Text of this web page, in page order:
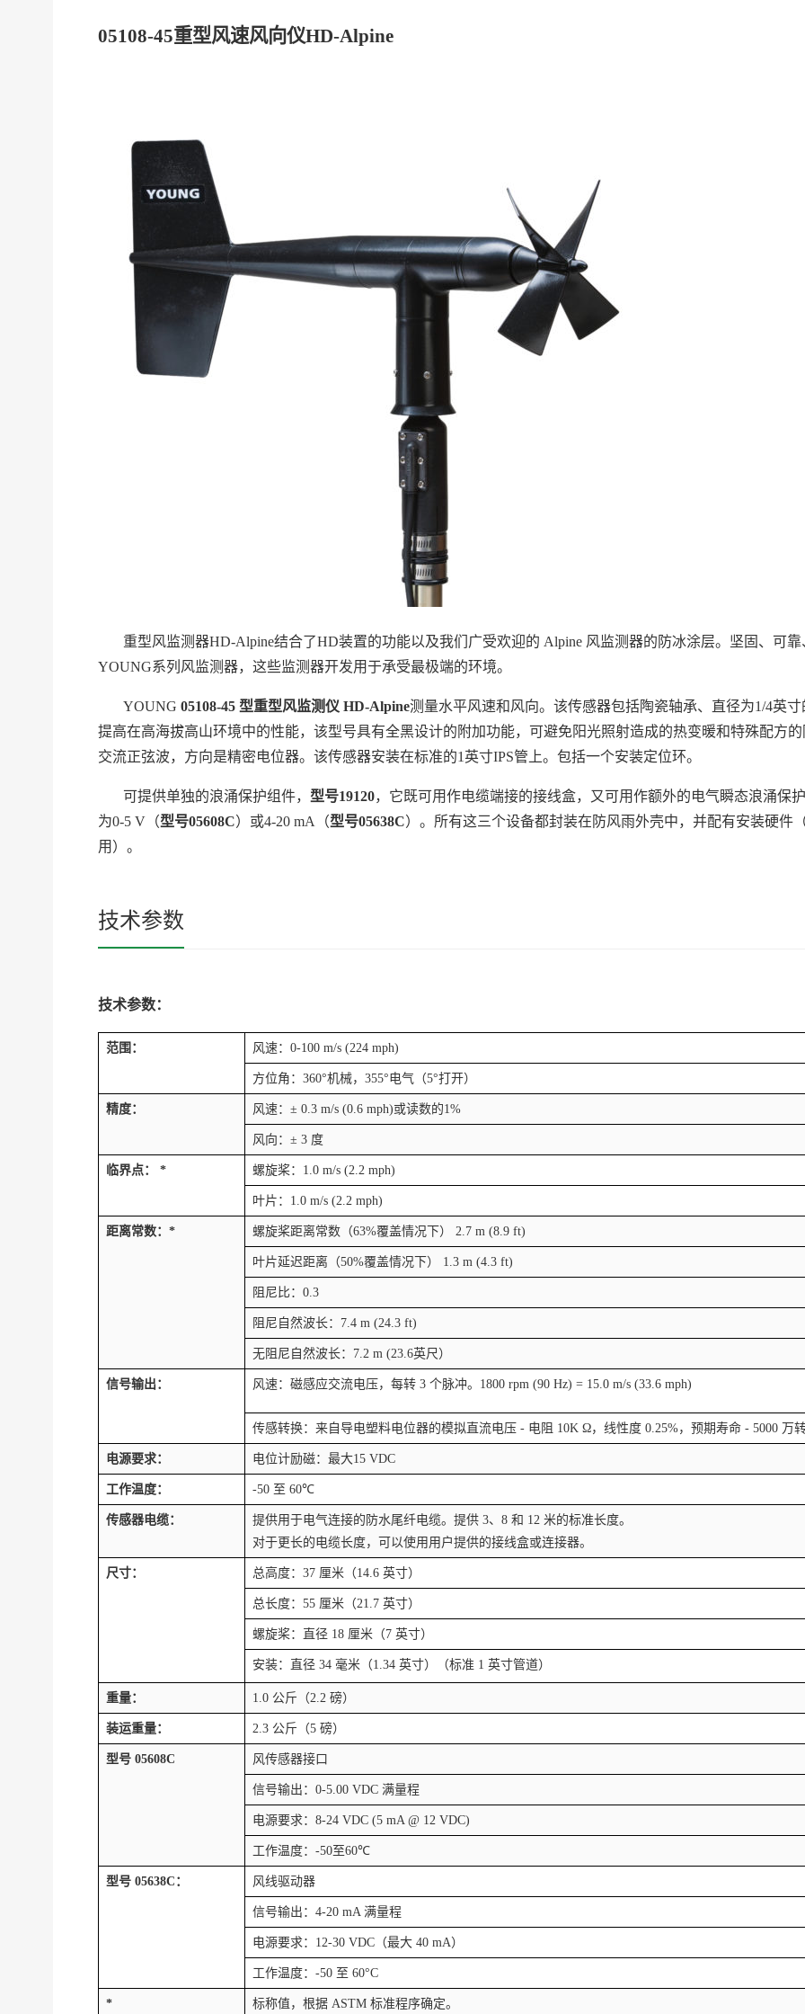
05108-45重型风速风向仪HD-Alpine
重型风监测器HD-Alpine结合了HD装置的功能以及我们广受欢迎的 Alpine 风监测器的防冰涂层。坚固、可靠
YOUNG系列风监测器，这些监测器开发用于承受最极端的环境。
YOUNG 05108-45 型重型风监测仪 HD-Alpine测量水平风速和风向。该传感器包括陶瓷轴承、直径为1/4英寸
提高在高海拔高山环境中的性能，该型号具有全黑设计的附加功能，可避免阳光照射造成的热变暖和特殊配方
交流正弦波，方向是精密电位器。该传感器安装在标准的1 英寸IPS管上。包括一个安装定位环。
可提供单独的浪涌保护组件， 型号19120，它既可用作电缆端接的接线盒，又可用作额外的电气瞬态浪涌保
为0-5 V （型号05608C）或4-20 mA （型号05638C）。所有这三个设备都封装在防风雨外壳中，并配有安装硬件
用）。
技术参数
技术参数：
范围： 风速： 0-100 m/s (224 mph)
方位角： 360°机械， 355°电气（5°打开）
精度： 风速： ± 0.3 m/s (0.6 mph)或读数的1%
风向： ± 3 度
临界点： * 螺旋桨： 1.0 m/s (2.2 mph)
叶片： 1.0 m/s (2.2 mph)
距离常数： * 螺旋桨距离常数（63%覆盖情况下） 2.7 m (8.9 ft)
叶片延迟距离（50%覆盖情况下） 1.3 m (4.3 ft)
阻尼比： 0.3
阻尼自然波长： 7.4 m (24.3 ft)
无阻尼自然波长： 7.2 m (23.6英尺）
信号输出： 风速：磁感应交流电压，每转 3 个脉冲。 1800 rpm (90 Hz) = 15.0 m/s (33.6 mph)
传感转换：来自导电塑料电位器的模拟直流电压 - 电阻 10K Ω，线性度 0.25%，预期寿命 - 5000 万
电源要求： 电位计励磁：最大15 VDC
工作温度： -50 至 60℃
传感器电缆： 提供用于电气连接的防水尾纤电缆。提供 3、 8 和 12 米的标准长度。
对于更长的电缆长度，可以使用用户提供的接线盒或连接器。
尺寸： 总高度： 37 厘米（14.6 英寸）
总长度： 55 厘米（21.7 英寸）
螺旋桨：直径 18 厘米（7 英寸）
安装：直径 34 毫米（1.34 英寸）（标准 1 英寸管道）
重量： 1.0 公斤（2.2 磅）
装运重量： 2.3 公斤（5 磅）
型号 05608C 风传感器接口
信号输出： 0-5.00 VDC 满量程
电源要求： 8-24 VDC (5 mA @ 12 VDC)
工作温度： -50至60℃
型号 05638C ： 风线驱动器
信号输出： 4-20 mA 满量程
电源要求： 12-30 VDC （最大 40 mA）
工作温度： -50 至 60°C
* 标称值，根据 ASTM 标准程序确定。